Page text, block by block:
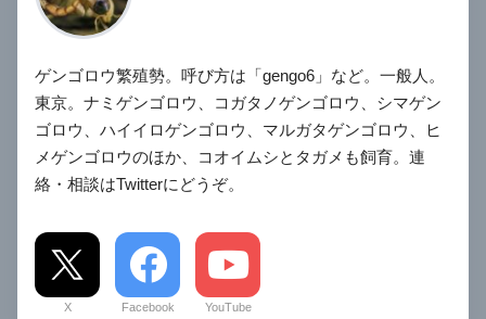
ゲンゴロウ繁殖勢。呼び方は「gengo6」など。一般人。
東京。ナミゲンゴロウ、コガタノゲンゴロウ、シマゲン
ゴロウ、ハイイロゲンゴロウ、マルガタゲンゴロウ、ヒ
メゲンゴロウのほか、コオイムシとタガメも飼育。連
絡・相談はTwitterにどうぞ。
X Facebook YouTube